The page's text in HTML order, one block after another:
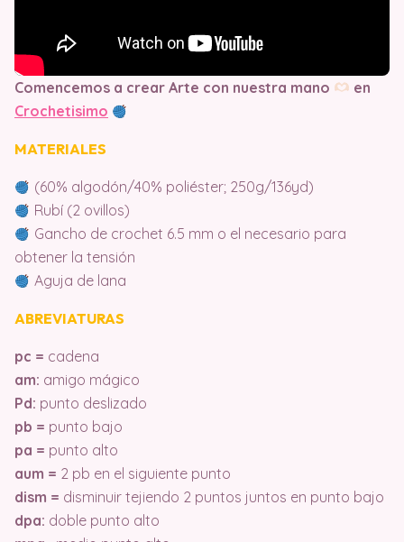
Comencemos a crear Arte con nuestra mano
en
Crochetisimo
MATERIALES
(60% algodón/40% poliéster; 250g/136yd)
Rubí (2 ovillos)
Gancho de crochet 6.5 mm o el necesario para
obtener la tensión
Aguja de lana
ABREVIATURAS
pc = cadena
am: amigo mágico
Pd: punto deslizado
pb = punto bajo
pa = punto alto
aum = 2 pb en el siguiente punto
dism = disminuir tejiendo 2 puntos juntos en punto bajo
dpa: doble punto alto